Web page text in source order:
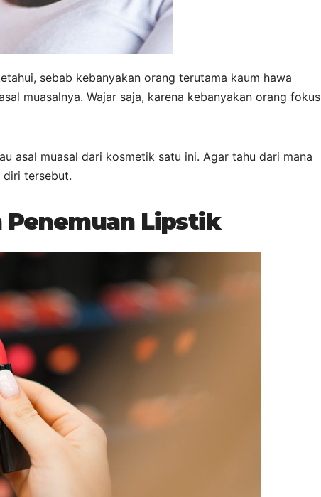
sebab kebanyakan orang terutama kaum hawa
muasalnya. Wajar saja, karena kebanyakan orang fokus
asal muasal dari kosmetik satu ini. Agar tahu dari mana
diri tersebut.
Penemuan Lipstik